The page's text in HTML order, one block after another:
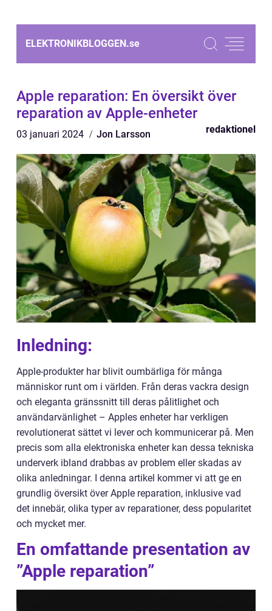
ELEKTRONIKBLOGGEN.se
Apple reparation: En översikt över
reparation av Apple-enheter
03 januari 2024 Jon Larsson redaktionel
Inledning:
Apple-produkter har blivit oumbärliga för många
människor runt om i världen. Från deras vackra design
och eleganta gränssnitt till deras pålitlighet och
användarvänlighet – Apples enheter har verkligen
revolutionerat sättet vi lever och kommunicerar på. Men
precis som alla elektroniska enheter kan dessa tekniska
underverk ibland drabbas av problem eller skadas av
olika anledningar. I denna artikel kommer vi att ge en
grundlig översikt över Apple reparation, inklusive vad
det innebär, olika typer av reparationer, dess popularitet
och mycket mer.
En omfattande presentation av
”Apple reparation”